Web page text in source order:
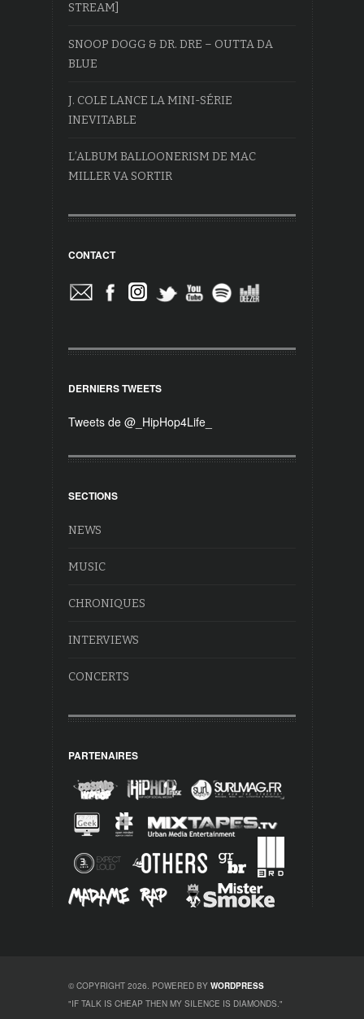
STREAM]
SNOOP DOGG & DR. DRE – OUTTA DA
BLUE
J. COLE LANCE LA MINI-SÉRIE
INEVITABLE
L’ALBUM BALLOONERISM DE MAC
MILLER VA SORTIR
CONTACT
DERNIERS TWEETS
Tweets de @_HipHop4Life_
SECTIONS
NEWS
MUSIC
CHRONIQUES
INTERVIEWS
CONCERTS
PARTENAIRES
© COPYRIGHT 2026. POWERED BY WORDPRESS
"IF TALK IS CHEAP THEN MY SILENCE IS DIAMONDS."